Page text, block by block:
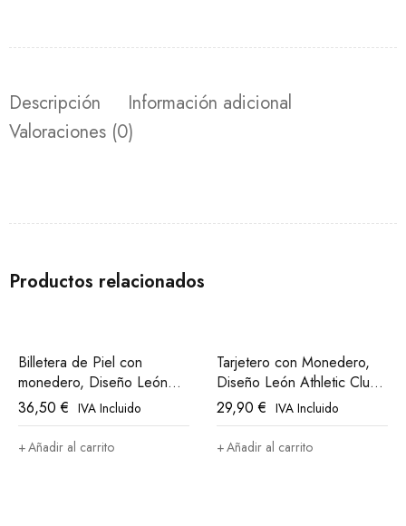
Descripción
Información adicional
Valoraciones (0)
Productos relacionados
Billetera de Piel con
monedero, Diseño León
Athletic Club Bilbao
36,50€ IVA Incluido
Añadir al carrito
Tarjetero con Monedero,
Diseño León Athletic Club
Bilbao
29,90€ IVA Incluido
Añadir al carrito